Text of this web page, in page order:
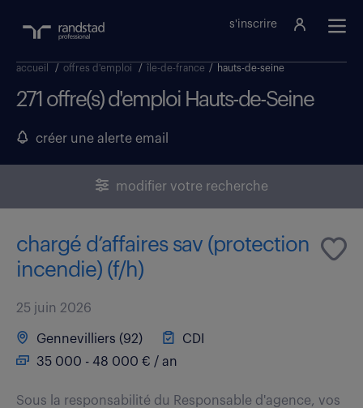
s'inscrire
accueil / offres d'emploi / île-de-france / hauts-de-seine
271 offre(s) d'emploi Hauts-de-Seine
créer une alerte email
modifier votre recherche
chargé d’affaires sav (protection
incendie) (f/h)
25 juin 2026
Gennevilliers (92)
CDI
35 000 - 48 000 € / an
Sous la responsabilité du Responsable d'agence, vos